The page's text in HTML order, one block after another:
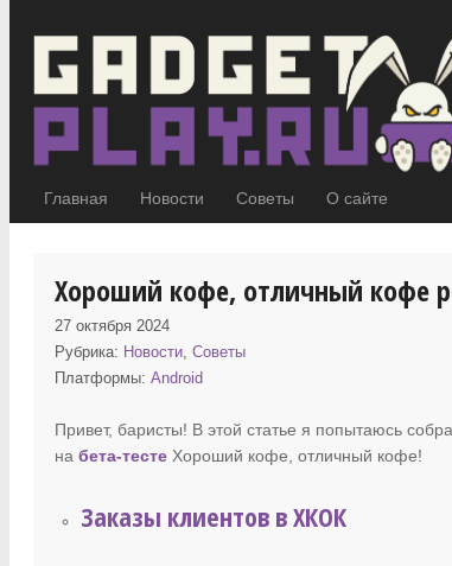
Главная Новости Советы О сайте
Хороший кофе, отличный кофе
27 октября 2024
Рубрика: Новости,Советы
Платформы:Android
Привет, баристы! В этой статье я попытаюсь
набета-тесте Хороший кофе , отличный кофе!
Заказы клиентов в ХКОК